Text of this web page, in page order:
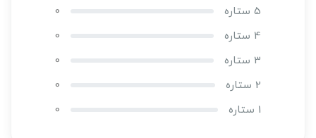
5 ستاره
0
4 ستاره
0
3 ستاره
0
2 ستاره
0
1 ستاره
0